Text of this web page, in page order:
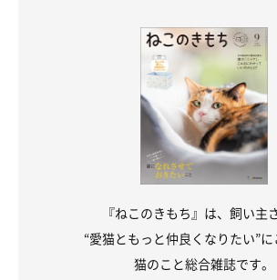
『ねこのきもち』は、飼い主
“愛猫ともっと仲良くなりたい”に
猫のこと総合雑誌です。